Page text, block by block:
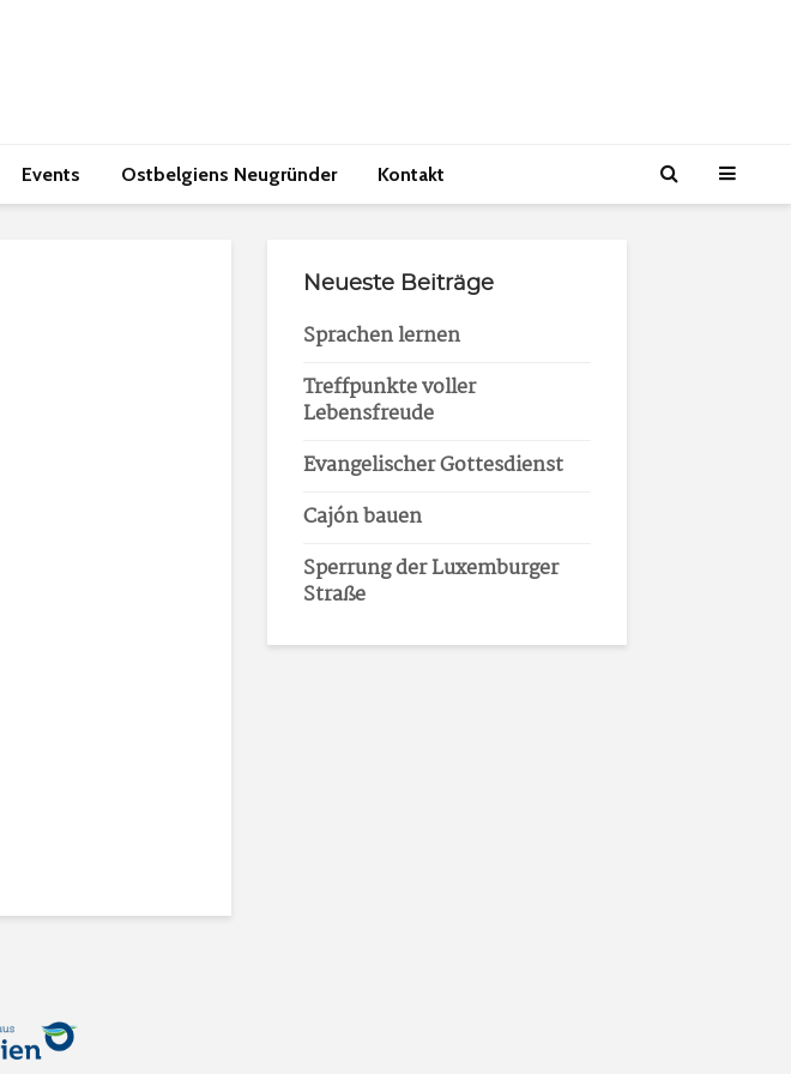
Events Ostbelgiens Neugründer Kontakt
Neueste Beiträge
Sprachen lernen
Treffpunkte voller
Lebensfreude
Evangelischer Gottesdienst
Cajón bauen
Sperrung der Luxemburger
Straße